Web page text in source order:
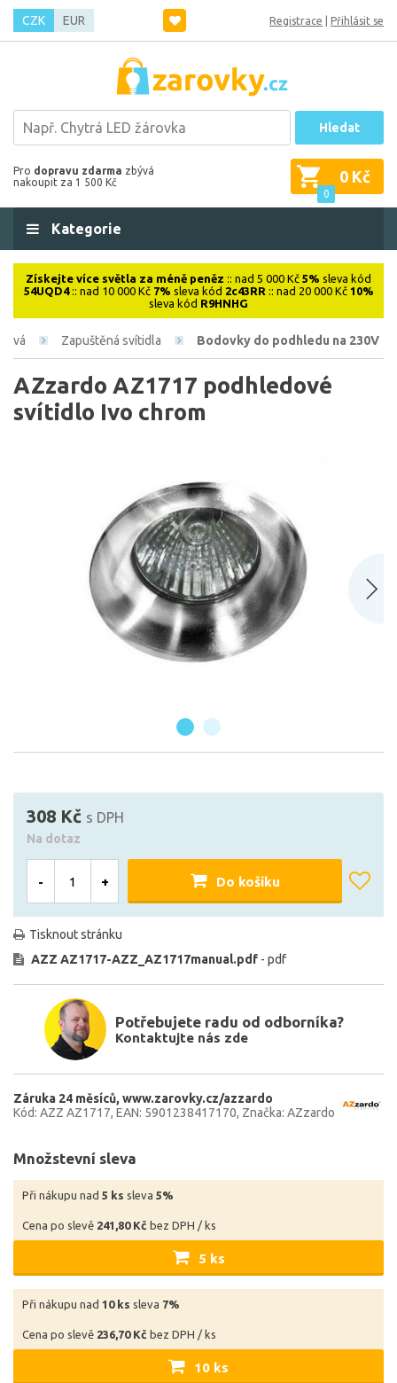
CZK EUR Registrace Přihlásit se
Hledat
Pro dopravu zdarma zbývá
nakoupit za 1 500 Kč
0
0 Kč
Kategorie
Získejte více světla za méně peněz :: nad 5 000 Kč 5% sleva kód
54UQD4:: nad 10 000 Kč 7% sleva kód 2c43RR :: nad 20 000 Kč 10%
sleva kód R9HNHG
Zapuštěná svítidla Bodovky do podhledu na 230V
AZzardo AZ1717 podhledové
svítidlo Ivo chrom
308 Kč s DPH
Na dotaz
- + Do košíku
Tisknout stránku
AZZ AZ1717-AZZ_AZ1717manual.pdf - pdf
Potřebujete radu od odborníka?
Kontaktujte nás zde
Záruka 24 měsíců www.zarovky.cz/azzardo
Kód: AZZ AZ1717 EAN: 5901238417170 Značka: AZzardo
Množstevní sleva
Při nákupu nad 5 ks sleva 5%
Cena po slevě 241,80 Kč bez DPH / ks
5 ks
Při nákupu nad 10 ks sleva 7%
Cena po slevě 236,70 Kč bez DPH / ks
10 ks